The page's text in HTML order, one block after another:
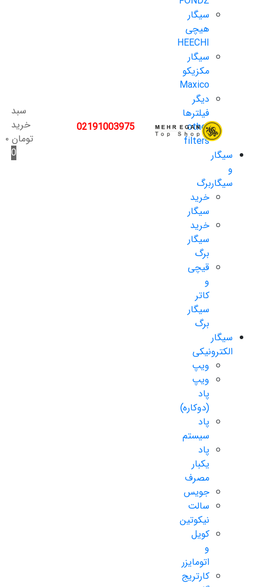
سیگار
هیچی
HEECHI
سیگار
مکزیکو
Maxico
دیگر
فیلترها
other
filters
سیگار
و
سیگاربرگ
خرید
سیگار
خرید
سیگار
برگ
قیچی
و
کاتر
سیگار
برگ
سیگار
الکترونیکی
ویپ
ویپ
پاد
(دوکاره)
پاد
سیستم
پاد
یکبار
مصرف
جویس
سالت
نیکوتین
کویل
و
اتومایزر
کارتریج
02191003975
سبد
خرید
تومان۰
0